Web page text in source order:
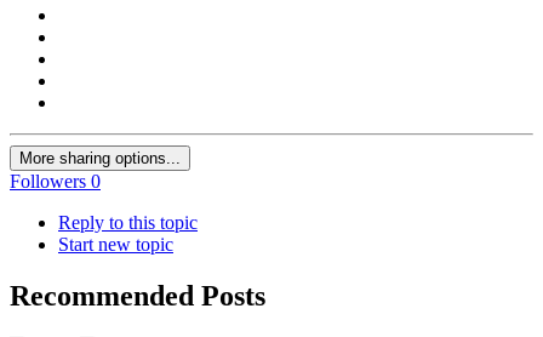
More sharing options...
Followers 0
Reply to this topic
Start new topic
Recommended Posts